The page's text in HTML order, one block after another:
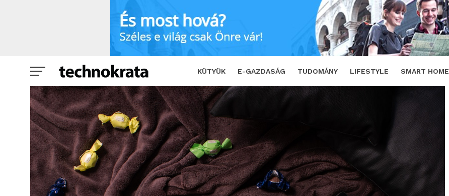
KÜTYÜK E-GAZDASÁG TUDOMÁNY LIFESTYLE SMART HOME
Mégsem lesz Nintendo Switch Pro